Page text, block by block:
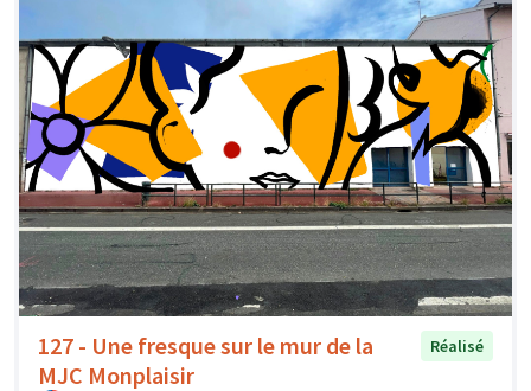
127 - Une fresque sur le mur de la
MJC Monplaisir
Réalisé